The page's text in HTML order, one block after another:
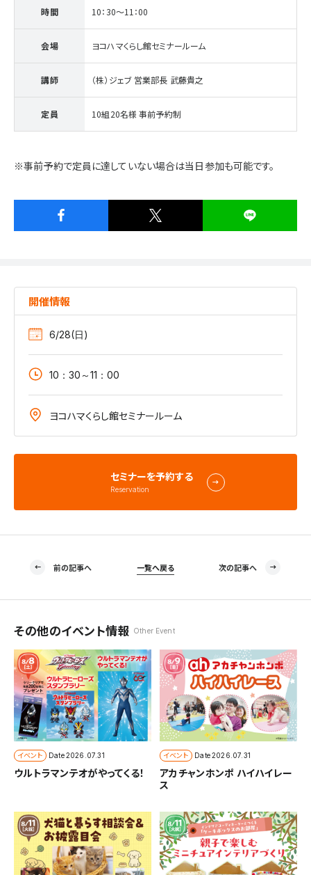
時間 10：30～11：00
会場 ヨコハマくらし館セミナールーム
講師 （株）ジェブ 営業部長 武藤貴之
定員 10組20名様 事前予約制
※事前予約で定員に達していない場合は当日参加も可能です。
開催情報
6/28(日)
10：30～11：00
ヨコハマくらし館セミナールーム
セミナーを予約する
Reservation
前の記事へ 一覧へ戻る 次の記事へ
その他のイベント情報 Other Event
イベント Date2026.07.31
ウルトラマンテオがやってくる！
イベント Date2026.07.31
アカチャンホンポ ハイハイレー
ス
House Maker
55
モデルハウス一覧へ